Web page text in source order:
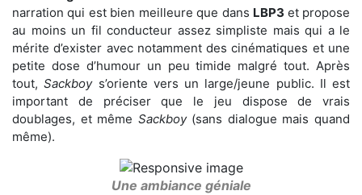
narration qui est bien meilleure que dans LBP3 et propose
au moins un fil conducteur assez simpliste mais qui a le
mérite d’exister avec notamment des cinématiques et une
petite dose d’humour un peu timide malgré tout. Après
tout,Sackboy s’oriente vers un large/jeune public. Il est
important de préciser que le jeu dispose de vrais
doublages, et même Sackboy (sans dialogue mais quand
même).
Une ambiance géniale